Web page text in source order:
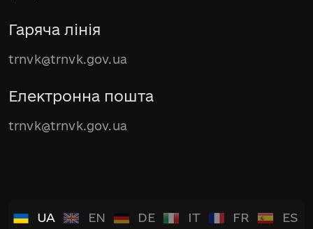
Гаряча лінія
trnvk@trnvk.gov.ua
Електронна пошта
trnvk@trnvk.gov.ua
UA EN DE IT FR ES